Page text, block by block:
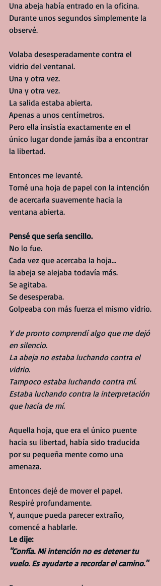
Una abeja había entrado en la oficina.
Durante unos segundos simplemente la
observé.
Volaba desesperadamente contra el
vidrio del ventanal.
Una y otra vez.
Una y otra vez.
La salida estaba abierta.
Apenas a unos centímetros.
Pero ella insistía exactamente en el
único lugar donde jamás iba a encontrar
la libertad.
Entonces me levanté.
Tomé una hoja de papel con la intención
de acercarla suavemente hacia la
ventana abierta.
Pensé que sería sencillo.
No lo fue.
Cada vez que acercaba la hoja...
la abeja se alejaba todavía más.
Se agitaba.
Se desesperaba.
Golpeaba con más fuerza el mismo vidrio.
Y de pronto comprendí algo que me dejó
en silencio.
La abeja no estaba luchando contra el
vidrio.
Tampoco estaba luchando contra mí.
Estaba luchando contra la interpretación
que hacía de mí.
Aquella hoja, que era el único puente
hacia su libertad, había sido traducida
por su pequeña mente como una
amenaza.
Entonces dejé de mover el papel.
Respiré profundamente.
Y, aunque pueda parecer extraño,
comencé a hablarle.
Le dije:
"Confía. Mi intención no es detener tu
vuelo. Es ayudarte a recordar el camino."